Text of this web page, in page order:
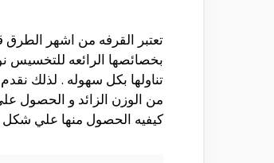
تعتبر القرفه من اشهر الطرق
بخصائصها الرائعه للتخسيس
تناولها بكل سهوله . لذلك
من الوزن الزائد و الحصول
كيفيه الحصول منها علي شكل